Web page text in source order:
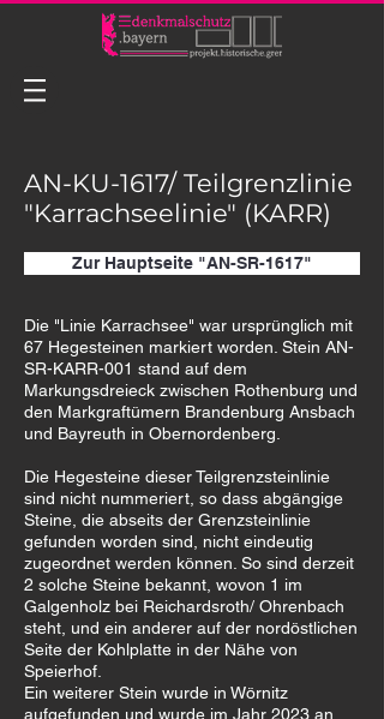
AN-KU-1617/ Teilgrenzlinie
"Karrachseelinie" (KARR)
Zur Hauptseite "AN-SR-1617"
Die "Linie Karrachsee" war ursprünglich mit
67 Hegesteinen markiert worden. Stein AN-
SR-KARR-001 stand auf dem
Markungsdreieck zwischen Rothenburg und
den Markgraftümern Brandenburg Ansbach
und Bayreuth in Obernordenberg.
Die Hegesteine dieser Teilgrenzsteinlinie
sind nicht nummeriert, so dass abgängige
Steine, die abseits der Grenzsteinlinie
gefunden worden sind, nicht eindeutig
zugeordnet werden können. So sind derzeit
2 solche Steine bekannt, wovon 1 im
Galgenholz bei Reichardsroth/ Ohrenbach
steht, und ein anderer auf der nordöstlichen
Seite der Kohlplatte in der Nähe von
Speierhof.
Ein weiterer Stein wurde in Wörnitz
aufgefunden und wurde im Jahr 2023 an